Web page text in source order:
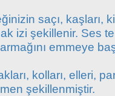
saçı, kaşları,
izi şekillenir. Ses
emmeye
kolları, elleri,
şekillenmiştir.